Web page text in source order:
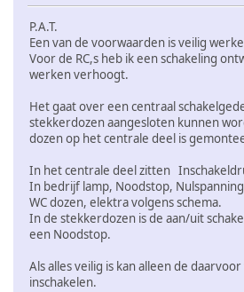
P.A.T.
Een van de voorwaarden is veilig
Voor de RC,s heb ik een schakeling
werken verhoogt.
Het gaat over een centraal
stekkerdozen aangesloten kunnen
dozen op het centrale deel is
In het centrale deel zitten
In bedrijf lamp, Noodstop,
WC dozen, elektra volgens schema.
In de stekkerdozen is de aan/uit
een Noodstop.
Als alles veilig is kan alleen de
inschakelen.